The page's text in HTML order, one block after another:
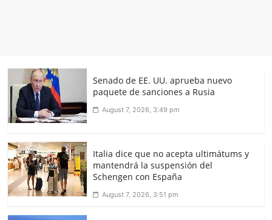
Senado de EE. UU. aprueba nuevo
paquete de sanciones a Rusia
August 7, 2026, 3:49 pm
Italia dice que no acepta ultimátums y
mantendrá la suspensión del
Schengen con España
August 7, 2026, 3:51 pm